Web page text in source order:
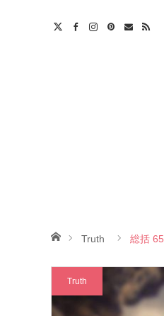
ホームTruth 総括 65
Truth